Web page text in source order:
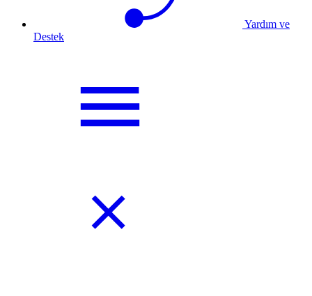
Yardım ve
Destek